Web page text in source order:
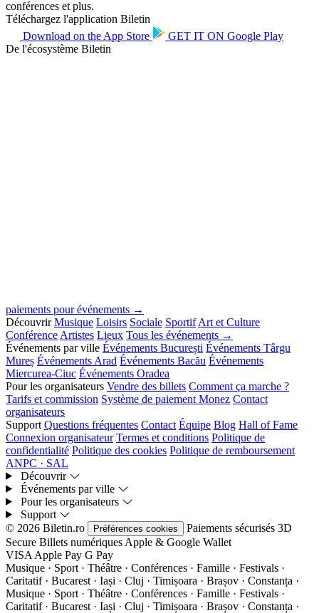
conférences et plus.
Téléchargez l'application Biletin
Download on the App Store GET IT ON Google Play
De l'écosystème Biletin
paiements pour événements →
Découvrir Musique Loisirs Sociale Sportif Art et Culture
Conférence Artistes Lieux Tous les événements →
Événements par ville Événements București Événements Târgu
Mureș Événements Arad Événements Bacău Événements
Miercurea-Ciuc Événements Oradea
Pour les organisateurs Vendre des billets Comment ça marche ?
Tarifs et commission Système de paiement Monez Contact
organisateurs
Support Questions fréquentes Contact Équipe Blog Hall of Fame
Connexion organisateur Termes et conditions Politique de
confidentialité Politique des cookies Politique de remboursement
ANPC · SAL
Découvrir
Événements par ville
Pour les organisateurs
Support
© 2026 Biletin.ro
Préférences cookies Paiements sécurisés 3D
Secure Billets numériques Apple & Google Wallet
VISA Apple Pay G Pay
Musique · Sport · Théâtre · Conférences · Famille · Festivals ·
Caritatif · Bucarest · Iași · Cluj · Timișoara · Brașov · Constanța ·
Musique · Sport · Théâtre · Conférences · Famille · Festivals ·
Caritatif · Bucarest · Iași · Cluj · Timișoara · Brașov · Constanța ·